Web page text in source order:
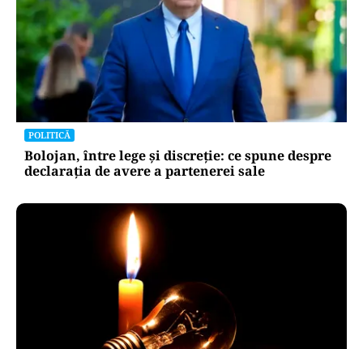
POLITICĂ
Bolojan, între lege și discreție: ce spune despre
declarația de avere a partenerei sale